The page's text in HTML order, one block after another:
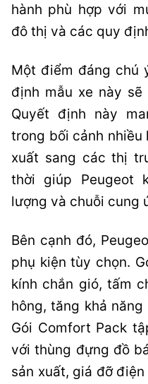
hành phù hợp với
đô thị và các quy
Một điểm đáng chú
định mẫu xe này
Quyết định này
trong bối cảnh nhiều
xuất sang các thị
thời giúp Peugeot
lượng và chuỗi cung
Bên cạnh đó,
phụ kiện tùy chọn.
kính chắn gió, tấm
hông, tăng khả
Gói Comfort Pack
với thùng đựng đồ
sản xuất, giá đỡ